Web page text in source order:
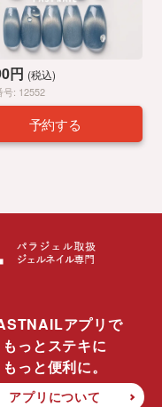
円 (税込)
号: 12552
予約する
アプリで
もっとステキに
もっと便利に。
アプリについて